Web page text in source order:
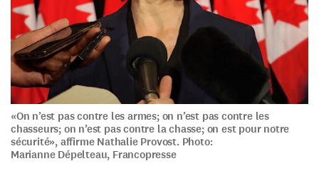
«On n’est pas contre les armes; on n’est pas contre les
chasseurs; on n’est pas contre la chasse; on est pour notre
sécurité», affirme Nathalie Provost. Photo:
Marianne Dépelteau, Francopresse